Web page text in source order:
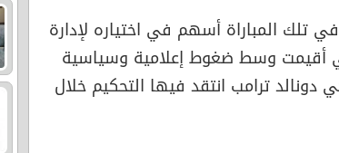
تلك المباراة أسهم في اختياره لإدارة
أقيمت وسط ضغوط إعلامية وسياسية
ترامب انتقد فيها التحكيم خلال